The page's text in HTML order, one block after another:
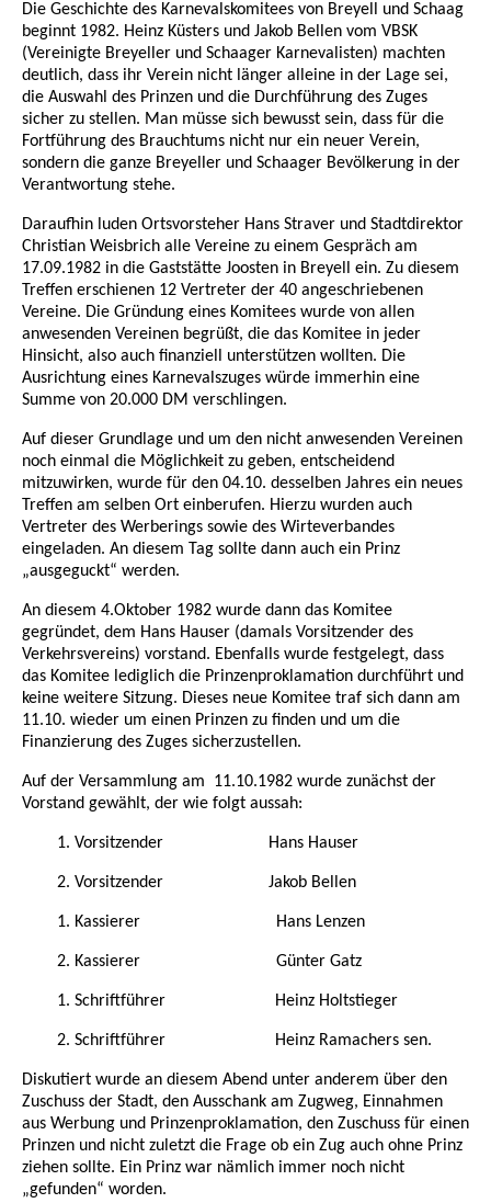
Die Geschichte des Karnevalskomitees von Breyell und Schaag
beginnt 1982. Heinz Küsters und Jakob Bellen vom VBSK
(Vereinigte Breyeller und Schaager Karnevalisten) machten
deutlich, dass ihr Verein nicht länger alleine in der Lage sei,
die Auswahl des Prinzen und die Durchführung des Zuges
sicher zu stellen. Man müsse sich bewusst sein, dass für die
Fortführung des Brauchtums nicht nur ein neuer Verein,
sondern die ganze Breyeller und Schaager Bevölkerung in der
Verantwortung stehe.
Daraufhin luden Ortsvorsteher Hans Straver und Stadtdirektor
Christian Weisbrich alle Vereine zu einem Gespräch am
17.09.1982 in die Gaststätte Joosten in Breyell ein. Zu diesem
Treffen erschienen 12 Vertreter der 40 angeschriebenen
Vereine. Die Gründung eines Komitees wurde von allen
anwesenden Vereinen begrüßt, die das Komitee in jeder
Hinsicht, also auch finanziell unterstützen wollten. Die
Ausrichtung eines Karnevalszuges würde immerhin eine
Summe von 20.000 DM verschlingen.
Auf dieser Grundlage und um den nicht anwesenden Vereinen
noch einmal die Möglichkeit zu geben, entscheidend
mitzuwirken, wurde für den 04.10. desselben Jahres ein neues
Treffen am selben Ort einberufen. Hierzu wurden auch
Vertreter des Werberings sowie des Wirteverbandes
eingeladen. An diesem Tag sollte dann auch ein Prinz
„ausgeguckt“ werden.
An diesem 4.Oktober 1982 wurde dann das Komitee
gegründet, dem Hans Hauser (damals Vorsitzender des
Verkehrsvereins) vorstand. Ebenfalls wurde festgelegt, dass
das Komitee lediglich die Prinzenproklamation durchführt und
keine weitere Sitzung. Dieses neue Komitee traf sich dann am
11.10. wieder um einen Prinzen zu finden und um die
Finanzierung des Zuges sicherzustellen.
Auf der Versammlung am 11.10.1982 wurde zunächst der
Vorstand gewählt, der wie folgt aussah:
1. Vorsitzender Hans Hauser
2. Vorsitzender Jakob Bellen
1. Kassierer Hans Lenzen
2. Kassierer Günter Gatz
1. Schriftführer Heinz Holtstieger
2. Schriftführer Heinz Ramachers sen.
Diskutiert wurde an diesem Abend unter anderem über den
Zuschuss der Stadt, den Ausschank am Zugweg, Einnahmen
aus Werbung und Prinzenproklamation, den Zuschuss für einen
Prinzen und nicht zuletzt die Frage ob ein Zug auch ohne Prinz
ziehen sollte. Ein Prinz war nämlich immer noch nicht
„gefunden“ worden.